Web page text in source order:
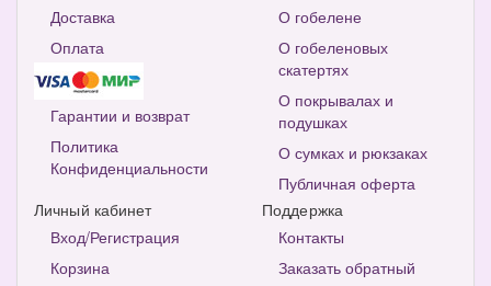
Доставка
Оплата
Гарантии и возврат
Политика
Конфиденциальности
О гобелене
О гобеленовых
скатертях
О покрывалах и
подушках
О сумках и рюкзаках
Публичная оферта
Личный кабинет
Вход/Регистрация
Корзина
Поддержка
Контакты
Заказать обратный